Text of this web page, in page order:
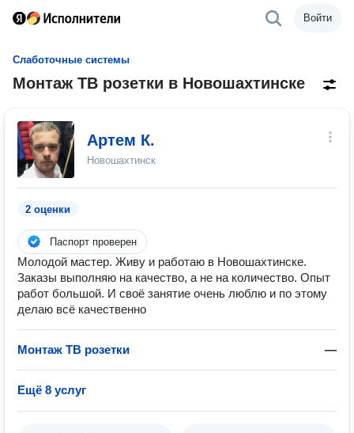
Войти
Слаботочные системы
Монтаж ТВ розетки в Новошахтинске
Артем К.
Новошахтинск
2 оценки
Паспорт проверен
Молодой мастер. Живу и работаю в Новошахтинске.
Заказы выполняю на качество, а не на количество. Опыт
работ большой. И своё занятие очень люблю и по этому
делаю всё качественно
Монтаж ТВ розетки —
Ещё 8 услуг